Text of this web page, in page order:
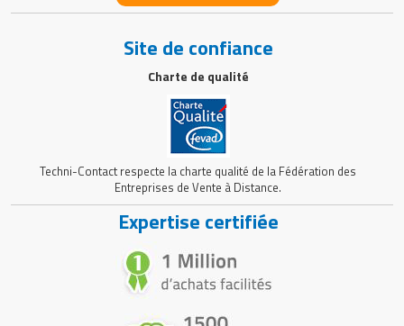
Site de confiance
Charte de qualité
Techni-Contact respecte la charte qualité de la Fédération des
Entreprises de Vente à Distance.
Expertise certifiée